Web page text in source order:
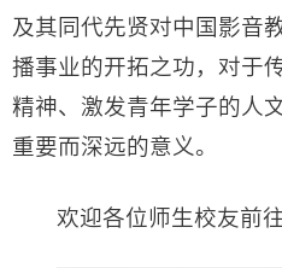
及其同代先贤对中国影音
播事业的开拓之功，对于
精神、激发青年学子的人
重要而深远的意义。
欢迎各位师生校友前